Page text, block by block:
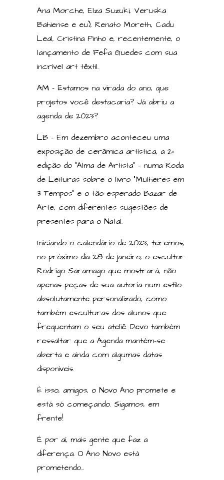
Ana Morche, Elza Suzuki, Veruska
Bahiense e eu), Renato Moreth, Cadu
Leal, Cristina Pinho e, recentemente, o
lançamento de Fefa Guedes com sua
incrível art têxtil.
AM – Estamos na virada do ano, que
projetos você destacaria? Já abriu a
agenda de 2023?
LB – Em dezembro aconteceu uma
exposição de cerâmica artística, a 2ª
edição do “Alma de Artista” – numa Roda
de Leituras sobre o livro “Mulheres em
3 Tempos” e o tão esperado Bazar de
Arte, com diferentes sugestões de
presentes para o Natal.
Iniciando o calendário de 2023, teremos,
no próximo dia 28 de janeiro, o escultor
Rodrigo Saramago que mostrará, não
apenas peças de sua autoria num estilo
absolutamente personalizado, como
também esculturas dos alunos que
frequentam o seu ateliê. Devo também
ressaltar que a Agenda mantém-se
aberta e ainda com algumas datas
disponíveis.
É isso, amigos, o Novo Ano promete e
está só começando. Sigamos, em
frente!
É por aí, mais gente que faz a
diferença. O Ano Novo está
prometendo…